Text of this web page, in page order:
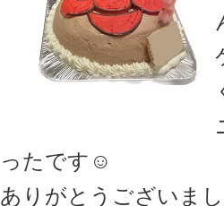
ったです☺️
ありがとうございま